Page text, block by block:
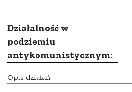
Działalność w
podziemiu
antykomunistycznym:
Opis działań: